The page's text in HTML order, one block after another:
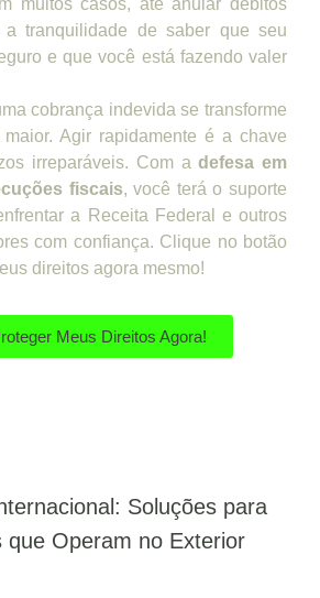
muitos casos, até anular débitos
a tranquilidade de saber que seu
e que você está fazendo valer
cobrança indevida se transforme
Agir rapidamente é a chave
irreparáveis. Com adefesa em
fiscais, você terá o suporte
a Receita Federal e outros
com confiança. Clique no botão
direitos agora mesmo!
Meus Direitos Agora!
Soluções para
que Operam no Exterior